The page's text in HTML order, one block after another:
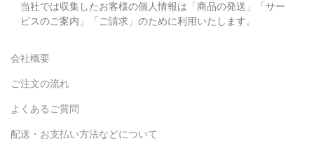
当社では収集したお客様の個人情報は「商品の発送」「サー
ビスのご案内」「ご請求」のために利用いたします。
会社概要
ご注文の流れ
よくあるご質問
配送・お支払い方法などについて